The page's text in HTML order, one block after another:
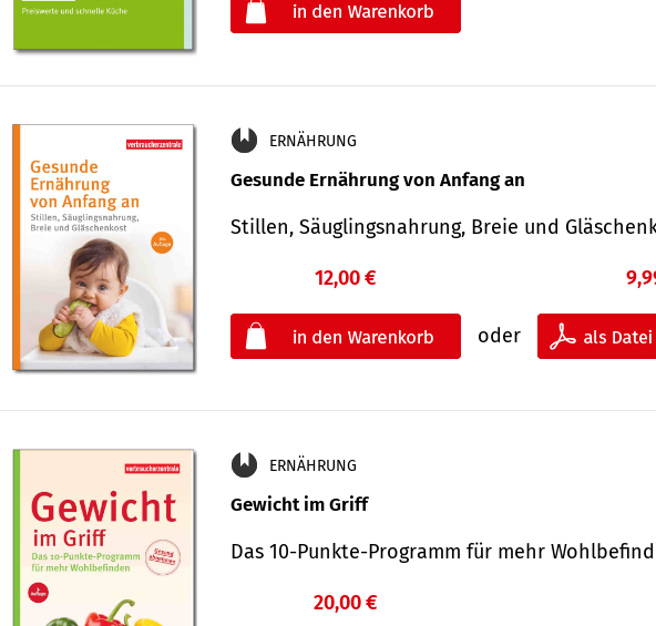
ERNÄHRUNG
Gesunde Ernährung von Anfang an
Stillen, Säuglingsnahrung, Breie und
12,00 €
oder
ERNÄHRUNG
Gewicht im Griff
Das 10-Punkte-Programm für mehr
20,00 €